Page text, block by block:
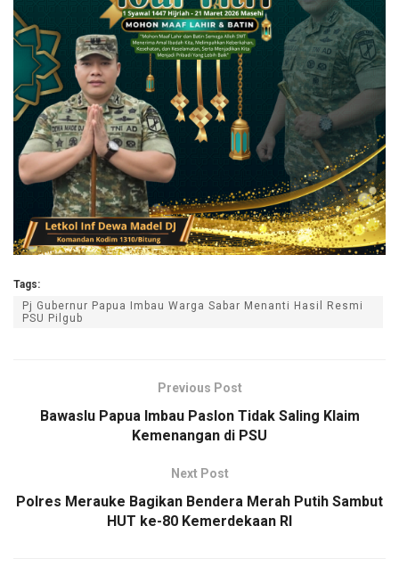
Tags:
Pj Gubernur Papua Imbau Warga Sabar Menanti Hasil Resmi
PSU Pilgub
Previous Post
Bawaslu Papua Imbau Paslon Tidak Saling Klaim
Kemenangan di PSU
Next Post
Polres Merauke Bagikan Bendera Merah Putih Sambut
HUT ke-80 Kemerdekaan RI